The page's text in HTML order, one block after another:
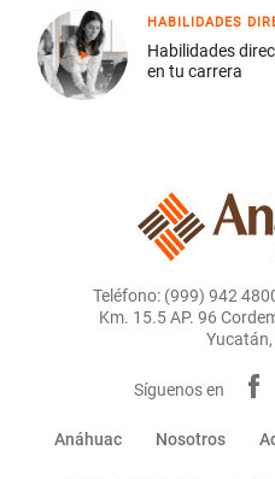
HABILIDADES
Habilidades
en tu carrera
Teléfono: (999) 942
Km. 15.5 AP. 96
Síguenos en
Anáhuac Nosotros